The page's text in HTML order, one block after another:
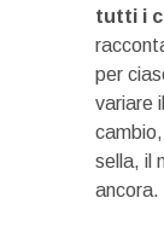
tutti i
per
variare
sella, il
ancora.